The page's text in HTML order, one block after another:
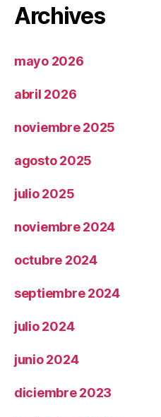
Archives
mayo 2026
abril 2026
noviembre 2025
agosto 2025
julio 2025
noviembre 2024
octubre 2024
septiembre 2024
julio 2024
junio 2024
diciembre 2023